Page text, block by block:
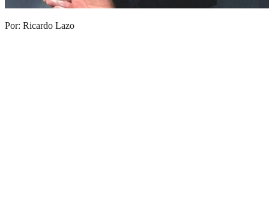
Por: Ricardo Lazo